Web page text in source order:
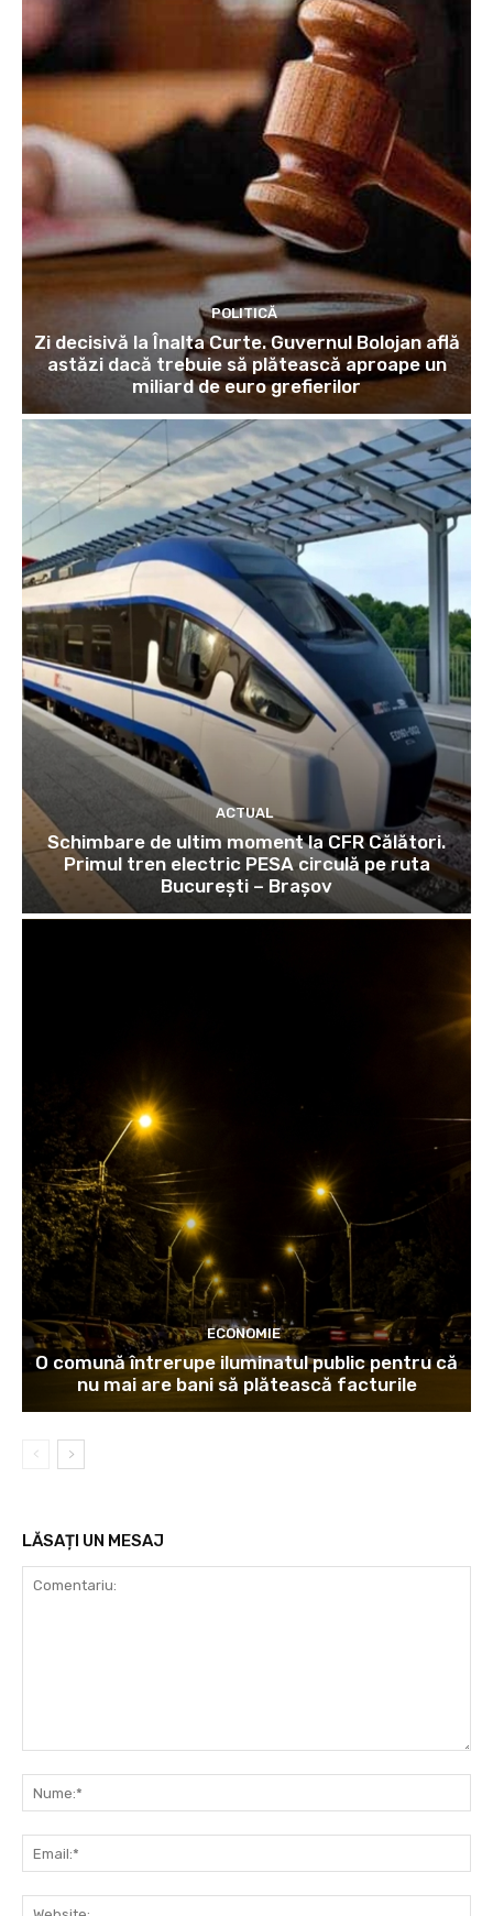
POLITICĂ
Zi decisivă la Înalta Curte. Guvernul Bolojan află
astăzi dacă trebuie să plătească aproape un
miliard de euro grefierilor
ACTUAL
Schimbare de ultim moment la CFR Călători.
Primul tren electric PESA circulă pe ruta
București – Brașov
ECONOMIE
O comună întrerupe iluminatul public pentru că
nu mai are bani să plătească facturile
LĂSAȚI UN MESAJ